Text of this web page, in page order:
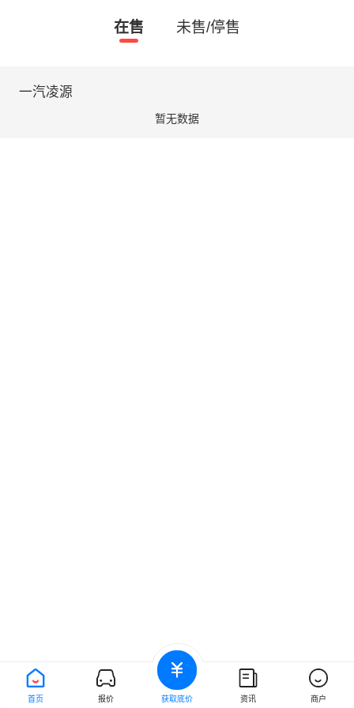
在售 未售/停售
一汽凌源
暂无数据
首页 报价 获取底价 资讯 商户